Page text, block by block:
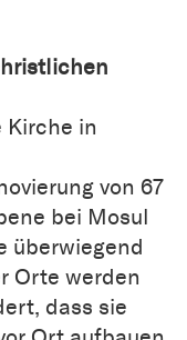
Kirche in
von 67
bei Mosul
überwiegend
Orte werden
dass sie